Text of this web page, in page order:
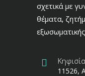
σχετικά με
θέματα,
11526,